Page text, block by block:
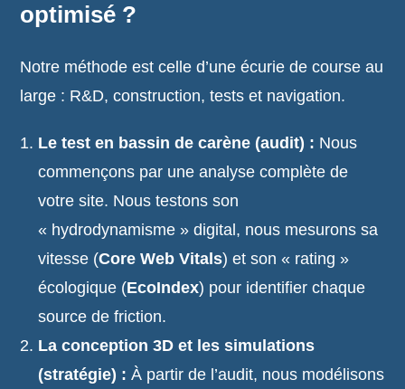
optimisé ?
Notre méthode est celle d’une écurie de course au
large : R&D, construction, tests et navigation.
Le test en bassin de carène (audit) : Nous
commençons par une analyse complète de
votre site. Nous testons son
« hydrodynamisme » digital, nous mesurons sa
vitesse (Core Web Vitals) et son « rating »
écologique (EcoIndex) pour identifier chaque
source de friction.
La conception 3D et les simulations
(stratégie) : À partir de l’audit, nous modélisons